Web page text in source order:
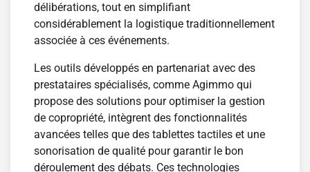
délibérations, tout en simplifiant
considérablement la logistique traditionnellement
associée à ces événements.
Les outils développés en partenariat avec des
prestataires spécialisés, comme Agimmo qui
propose des solutions pour optimiser la gestion
de copropriété, intègrent des fonctionnalités
avancées telles que des tablettes tactiles et une
sonorisation de qualité pour garantir le bon
déroulement des débats. Ces technologies